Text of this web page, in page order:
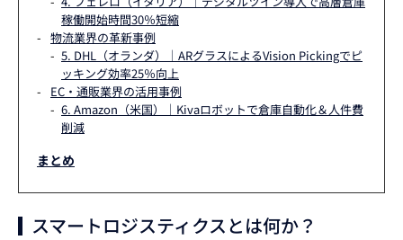
稼働開始時間30％短縮
物流業界の革新事例
5. DHL（オランダ）｜ARグラスによるVision Pickingでピ
ッキング効率25％向上
EC・通販業界の活用事例
6. Amazon（米国）｜Kivaロボットで倉庫自動化＆人件費
削減
まとめ
スマートロジスティクスとは何か？